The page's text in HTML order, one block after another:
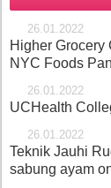
26.01.2022
Higher Grocery
NYC Foods
26.01.2022
UCHealth
26.01.2022
Teknik Jauhi
sabung ayam